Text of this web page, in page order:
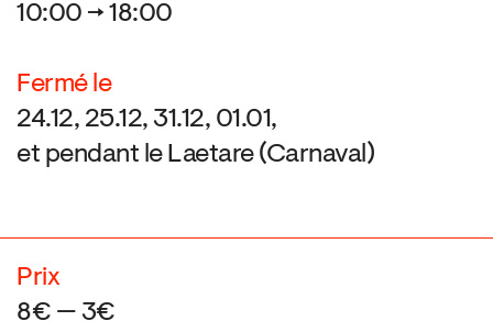
10:00 → 18:00
Fermé le
24.12, 25.12, 31.12, 01.01,
et pendant le Laetare (Carnaval)
Prix
8€ — 3€